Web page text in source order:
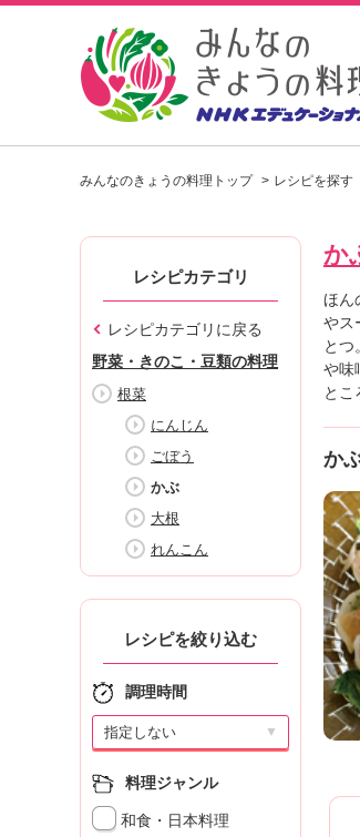
みんなのきょうの料理トップ レシピを探す
レシピカテゴリ
レシピカテゴリに戻る
野菜・きのこ・豆類の料理
根菜
にんじん
ごぼう
かぶ
大根
れんこん
レシピを絞り込む
調理時間
▼
料理ジャンル
和食・日本料理
か
ほん
やス
とつ
や味
とこ
か